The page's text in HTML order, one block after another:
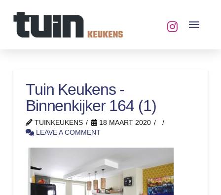
Tuin Keukens -
Binnenkijker 164 (1)
TUINKEUKENS
18 MAART 2020
LEAVE A COMMENT